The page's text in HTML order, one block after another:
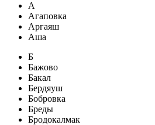
А
Агаповка
Аргаяш
Аша
Б
Бажово
Бакал
Бердяуш
Бобровка
Бреды
Бродокалмак